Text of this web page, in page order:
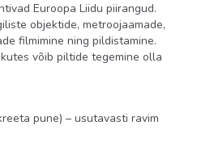
Euroopa Liidu piirangud.
objektide, metroojaamade,
filmimine ning pildistamine.
võib piltide tegemine olla
pune) – usutavasti ravim